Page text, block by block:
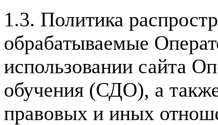
1.3. Политика
обрабатываемые
использовании сайта
обучения (СДО), а
правовых и иных